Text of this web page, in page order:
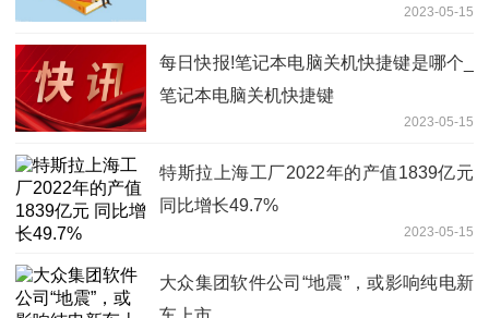
2023-05-15
每日快报!笔记本电脑关机快捷键是哪个_
笔记本电脑关机快捷键
2023-05-15
特斯拉上海工厂2022年的产值1839亿元
同比增长49.7%
2023-05-15
大众集团软件公司“地震”，或影响纯电新